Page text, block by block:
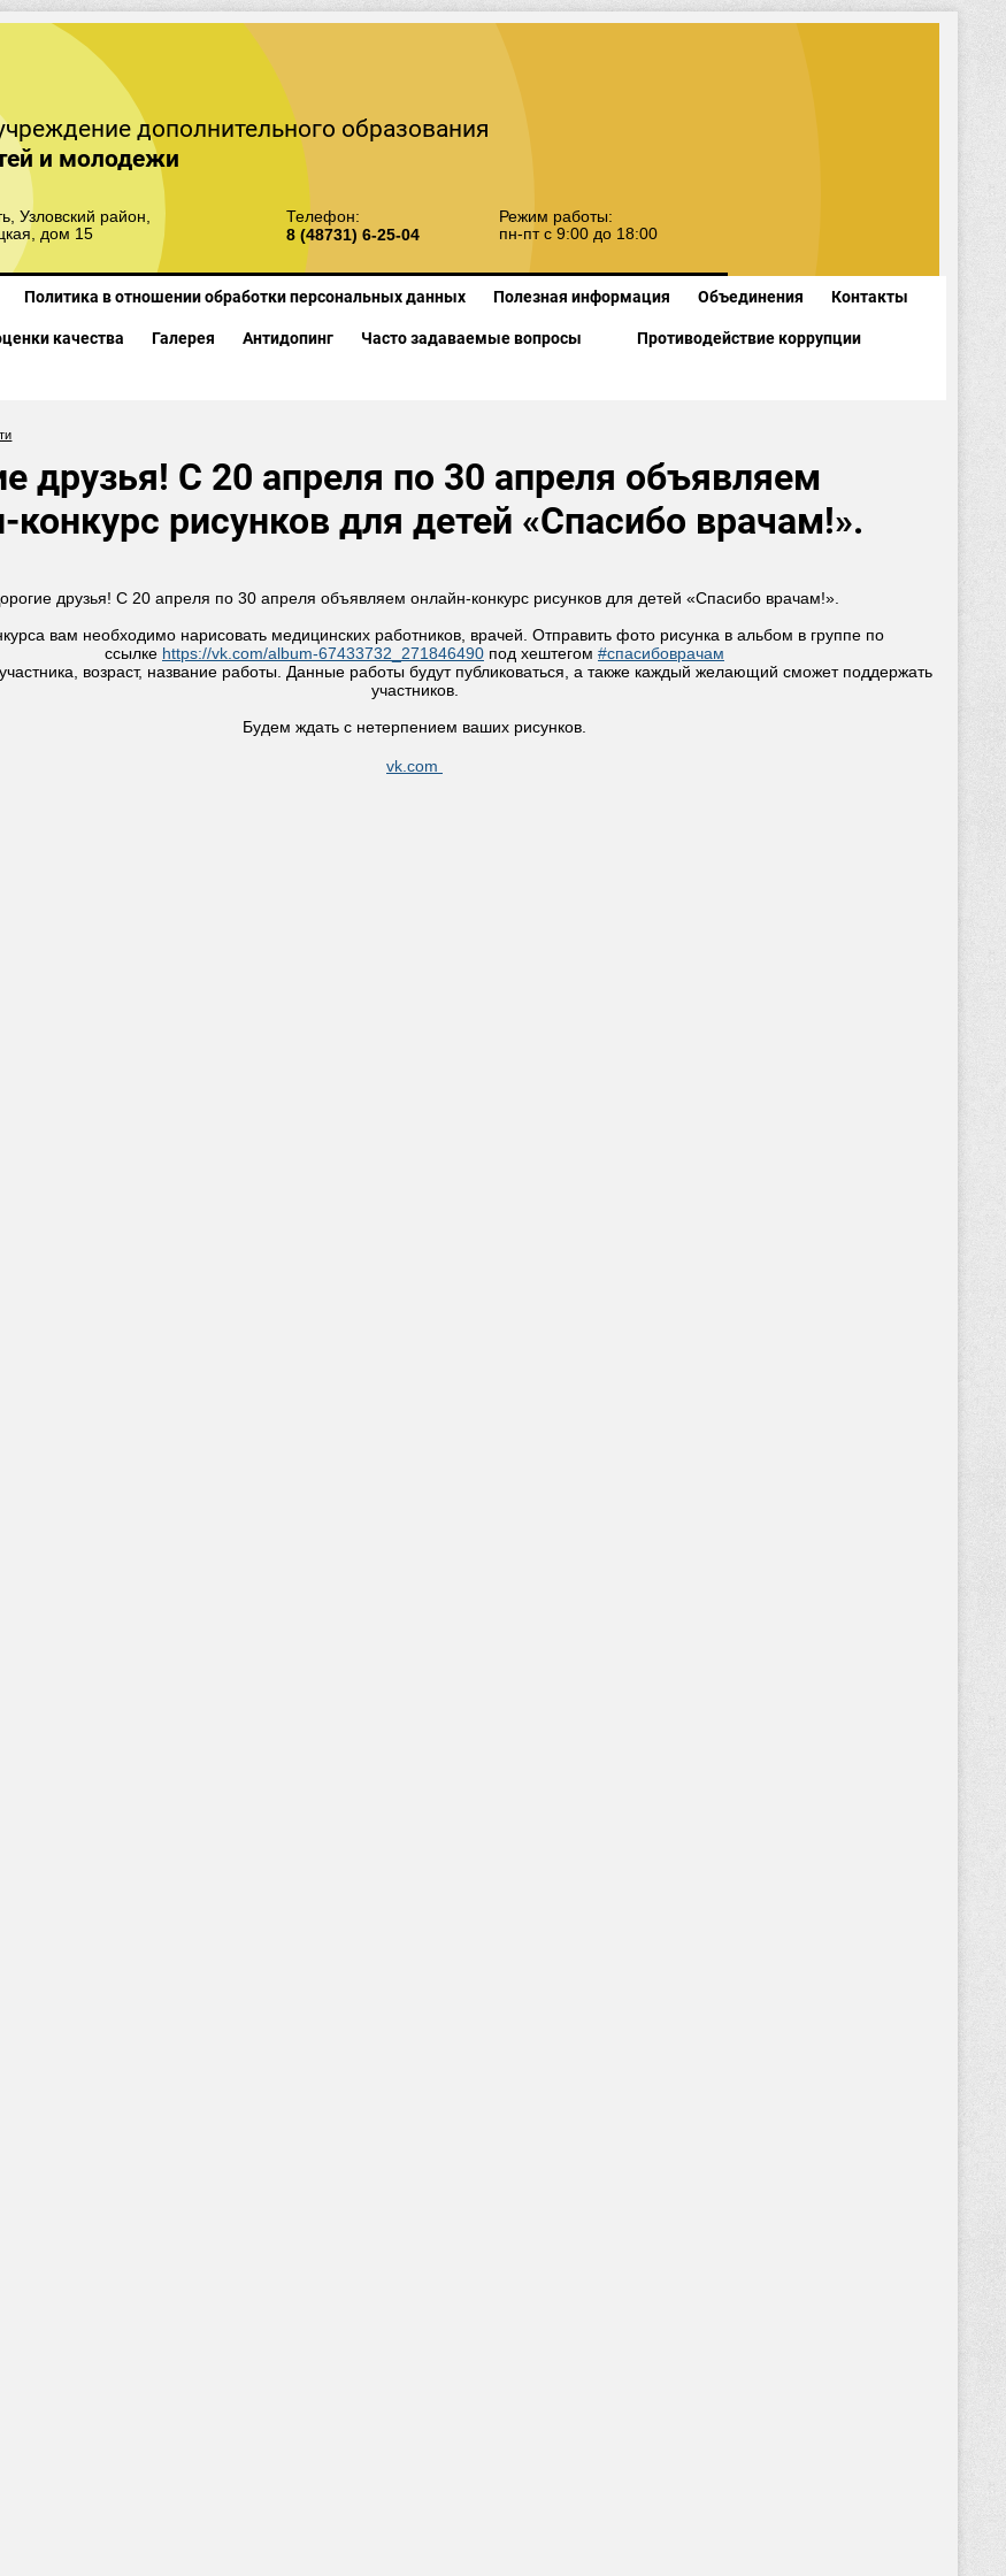
дополнительного образования
и молодежи
Узловский район,
дом 15
Телефон:
8 (48731) 6-25-04
Режим работы:
пн-пт с 9:00 до 18:00
Политика в отношении обработки персональных данных Полезная информация Объединения Контакты
качества Галерея Антидопинг Часто задаваемые вопросы Противодействие коррупции
друзья! С 20 апреля по 30 апреля объявляем
конкурс рисунков для детей «Спасибо врачам!».
друзья! С 20 апреля по 30 апреля объявляем онлайн-конкурс рисунков для детей «Спасибо врачам!».
вам необходимо нарисовать медицинских работников, врачей. Отправить фото рисунка в альбом в группе по
ссылке https://vk.com/album-67433732_271846490 под хештегом #спасибоврачам
возраст, название работы. Данные работы будут публиковаться, а также каждый желающий сможет поддержать
участников.
Будем ждать с нетерпением ваших рисунков.
vk.com